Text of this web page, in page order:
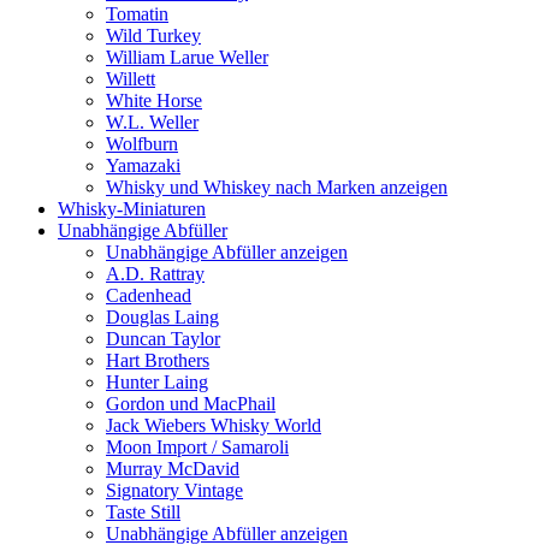
Tomatin
Wild Turkey
William Larue Weller
Willett
White Horse
W.L. Weller
Wolfburn
Yamazaki
Whisky und Whiskey nach Marken anzeigen
Whisky-Miniaturen
Unabhängige Abfüller
Unabhängige Abfüller anzeigen
A.D. Rattray
Cadenhead
Douglas Laing
Duncan Taylor
Hart Brothers
Hunter Laing
Gordon und MacPhail
Jack Wiebers Whisky World
Moon Import / Samaroli
Murray McDavid
Signatory Vintage
Taste Still
Unabhängige Abfüller anzeigen